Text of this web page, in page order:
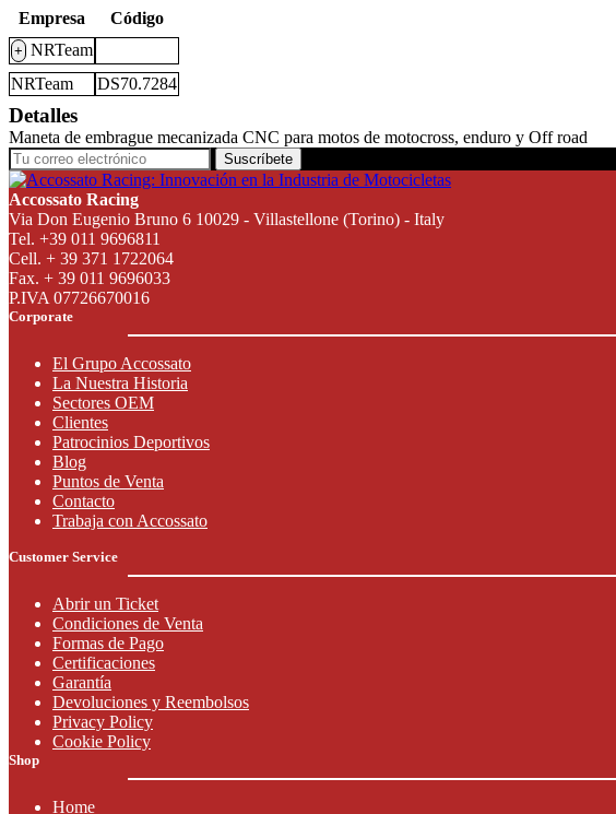
Empresa Código
+ NRTeam
NRTeam
DS70.7284
Detalles
Maneta de embrague mecanizada CNC para motos de motocross, enduro y Off road
Suscríbete
Accossato Racing
Via Don Eugenio Bruno 6 10029 - Villastellone (Torino) - Italy
Tel. +39 011 9696811
Cell. + 39 371 1722064
Fax. + 39 011 9696033
P.IVA 07726670016
Corporate
El Grupo Accossato
La Nuestra Historia
Sectores OEM
Clientes
Patrocinios Deportivos
Blog
Puntos de Venta
Contacto
Trabaja con Accossato
Customer Service
Abrir un Ticket
Condiciones de Venta
Formas de Pago
Certificaciones
Garantía
Devoluciones y Reembolsos
Privacy Policy
Cookie Policy
Shop
Home